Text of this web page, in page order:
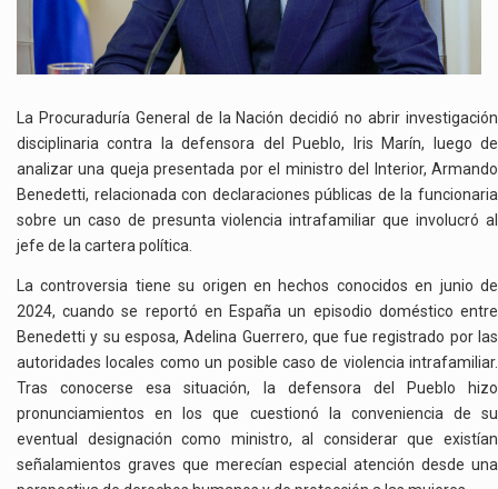
DEL
La Procuraduría General de la Nación decidió no abrir investigación
disciplinaria contra la defensora del Pueblo,
Iris Marín, luego de
analizar una queja presentada por el ministro del Interior, Armando
Benedetti, relacionada con declaraciones públicas de la funcionaria
sobre un caso de presunta violencia intrafamiliar que involucró al
jefe de la cartera política.
La controversia tiene su origen en hechos conocidos en junio de
2024, cuando se reportó en España un episodio doméstico entre
Benedetti y su esposa, Adelina Guerrero, que fue registrado por las
autoridades locales como un posible caso de violencia intrafamiliar.
Tras conocerse esa situación, la defensora del Pueblo hizo
pronunciamientos en los que cuestionó la conveniencia de su
eventual designación como ministro, al considerar que existían
señalamientos graves que merecían especial atención desde una